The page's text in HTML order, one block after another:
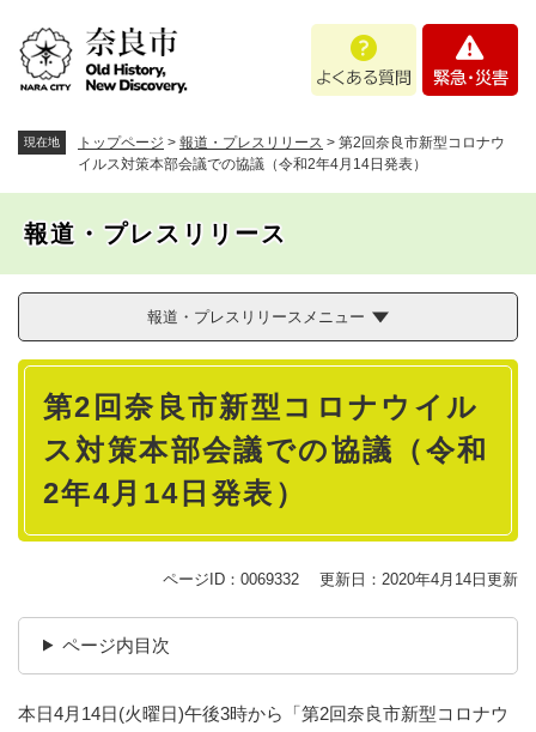
あ
問
・
現在地 トップページ > 報道・プレスリリース > 第2回奈良市新型コロナウ
イルス対策本部会議での協議（令和2年4月14日発表）
報道・プレスリリース
報道・プレスリリースメニュー
本
第2回奈良市新型コロナウイル
ス対策本部会議での協議（令和
2年4月14日発表）
ページID：0069332 更新日：2020年4月14日更新
ページ内目次
本日4月14日(火曜日)午後3時から「第2回奈良市新型コロナウ